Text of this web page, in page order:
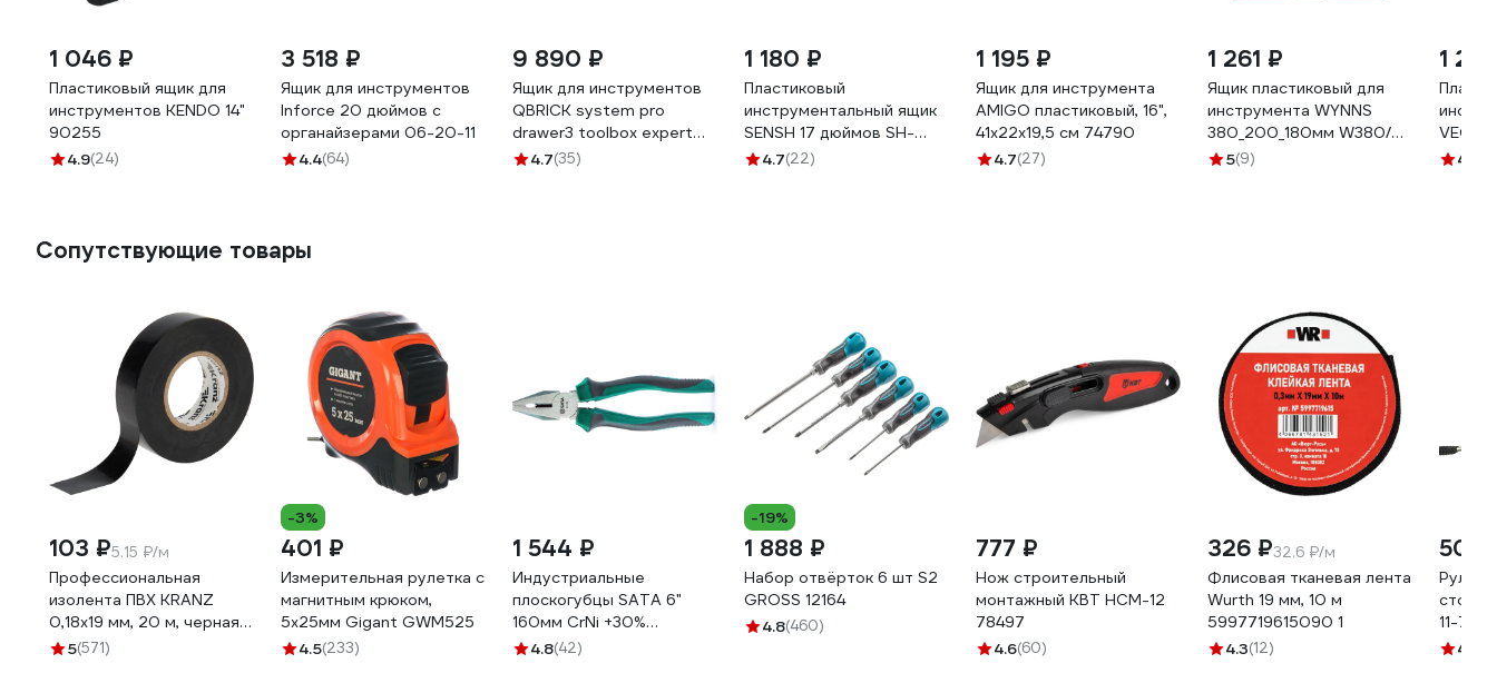
1 046 ₽
Пластиковый ящик для
инструментов KENDO 14"
90255
4.9(24)
3 518 ₽
Ящик для инструментов
Inforce 20 дюймов c
органайзерами 06-20-11
4.4(64)
9 890 ₽
Ящик для инструментов
QBRICK system pro
drawer3 toolbox expert
450x320x240 мм
4.7(35)
1 180 ₽
Пластиковый
инструментальный ящик
SENSH 17 дюймов SH-
11448
4.7(22)
1 195 ₽
Ящик для инструмента
AMIGO пластиковый, 16",
41х22х19,5 см 74790
4.7(27)
1 261 ₽
Ящик пластиковый для
инструмента WYNNS
380_200_180мм W380/
Tools 00000019896
5(9)
1
VEGA-
4.2
Сопутствующие товары
103 ₽5.15 ₽/м
Профессиональная
изолента ПВХ KRANZ
0,18х19 мм, 20 м, черная
KR-09-2806
5(571)
-3%
401 ₽
Измерительная рулетка с
магнитным крюком,
5x25мм Gigant GWM525
4.5(233)
1 544 ₽
Индустриальные
плоскогубцы SATA 6"
160мм CrNi +30%
прочности. Эталон для
4.8(42)
-19%
1 888 ₽
Набор отвёрток 6 шт S2
GROSS 12164
4.8(460)
777 ₽
Нож строительный
монтажный КВТ НСМ-12
78497
4.6(60)
326 ₽32.6 ₽/м
Флисовая тканевая лента
Wurth 19 мм, 10 м
5997719615090 1
4.3(12)
500
11-70
4.6